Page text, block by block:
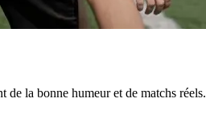
la bonne humeur et de matchs réels.